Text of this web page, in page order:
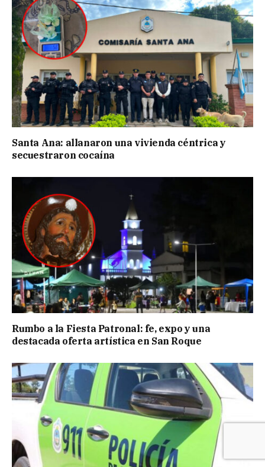
Santa Ana: allanaron una vivienda céntrica y
secuestraron cocaína
Rumbo a la Fiesta Patronal: fe, expo y una
destacada oferta artística en San Roque